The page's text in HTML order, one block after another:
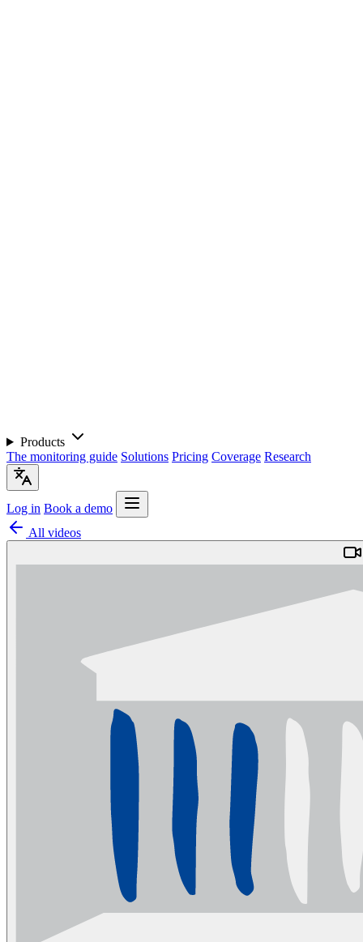
Products
The monitoring guide Solutions Pricing Coverage Research
Log in Book a demo
All videos